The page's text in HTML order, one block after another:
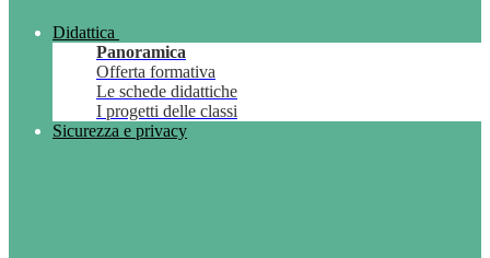
Didattica
Panoramica
Offerta formativa
Le schede didattiche
I progetti delle classi
Sicurezza e privacy